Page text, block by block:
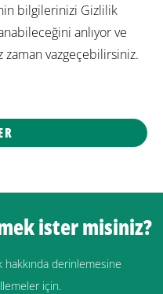
bilgilerinizi Gizlilik
anlıyor ve
vazgeçebilirsiniz.
ister misiniz?
hakkında derinlemesine
için.